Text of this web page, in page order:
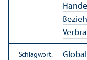
Schlagwort: